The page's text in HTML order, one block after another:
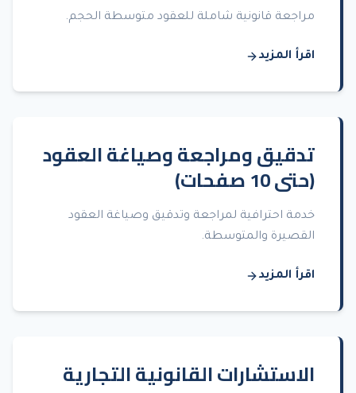
مراجعة قانونية شاملة للعقود متوسطة الحجم.
اقرأ المزيد
تدقيق ومراجعة وصياغة العقود
(حتى 10 صفحات)
خدمة احترافية لمراجعة وتدقيق وصياغة العقود
القصيرة والمتوسطة.
اقرأ المزيد
الاستشارات القانونية التجارية